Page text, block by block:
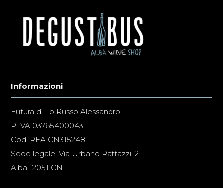
Informazioni
Futura di Lo Russo Alessandro
P.IVA 03765400043
Cod. REA CN315248
Sede legale: Via Urbano Rattazzi, 2
Alba 12051 CN